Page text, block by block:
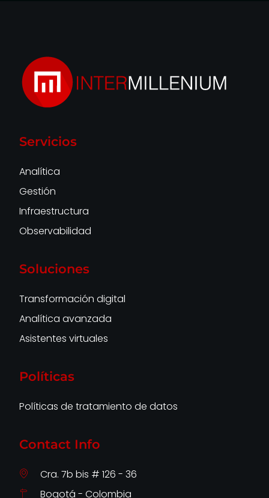
Servicios
Analítica
Gestión
Infraestructura
Observabilidad
Soluciones
Transformación digital
Analítica avanzada
Asistentes virtuales
Políticas
Políticas de tratamiento de datos
Contact Info
Cra. 7b bis # 126 - 36
Bogotá - Colombia